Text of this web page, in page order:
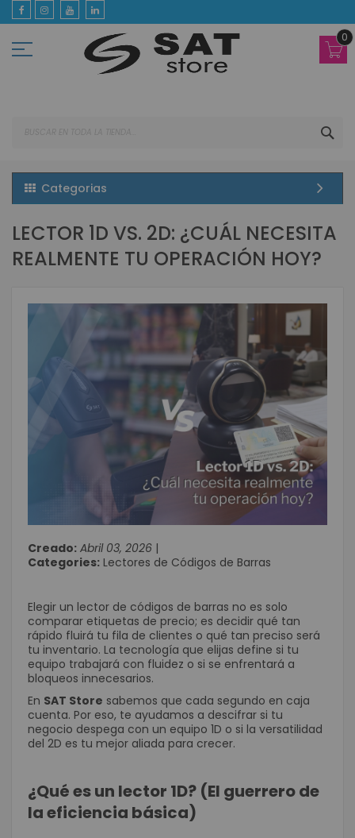
Ir
al
contenido
0
Categorias
LECTOR 1D VS. 2D: ¿CUÁL NECESITA
REALMENTE TU OPERACIÓN HOY?
Creado: Abril 03, 2026 |
Categories: Lectores de Códigos de Barras
Elegir un lector de códigos de barras no es solo
comparar etiquetas de precio; es decidir qué tan
rápido fluirá tu fila de clientes o qué tan preciso será
tu inventario. La tecnología que elijas define si tu
equipo trabajará con fluidez o si se enfrentará a
bloqueos innecesarios.
En SAT Store sabemos que cada segundo en caja
cuenta. Por eso, te ayudamos a descifrar si tu
negocio despega con un equipo 1D o si la versatilidad
del 2D es tu mejor aliada para crecer.
¿Qué es un lector 1D? (El guerrero de
la eficiencia básica)